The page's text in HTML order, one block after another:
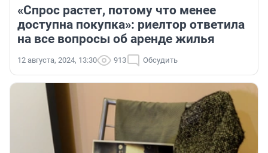
«Спрос растет, потому что менее
доступна покупка»: риелтор ответила
на все вопросы об аренде жилья
12 августа, 2024, 13:30 913 Обсудить